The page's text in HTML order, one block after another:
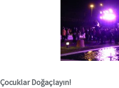
Doğaçlayın!